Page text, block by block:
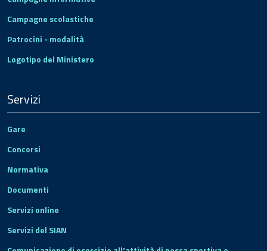
Campagne scolastiche
Patrocini - modalità
Logotipo del Ministero
Servizi
Gare
Concorsi
Normativa
Documenti
Servizi online
Servizi del SIAN